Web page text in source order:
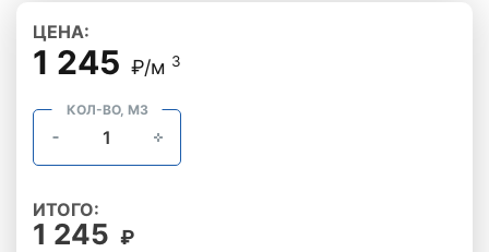
ЦЕНА:
1 245 ₽/м 3
КОЛ-ВО, М3
ИТОГО:
1 245 ₽